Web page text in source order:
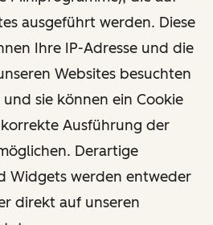
ausgeführt werden. Diese
Ihre IP-Adresse und die
Websites besuchten
und sie können ein Cookie
Ausführung der
Derartige
Widgets werden entweder
direkt auf unseren